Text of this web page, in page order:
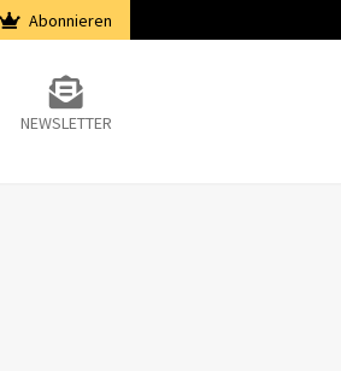
Abonnieren
NEWSLETTER